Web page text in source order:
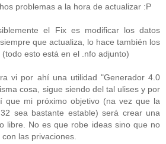
problemas a la hora de actualizar :P
el Fix es modificar los datos
que actualiza, lo hace también los
esto está en el .nfo adjunto)
vi por ahí una utilidad "Generador 4.0
cosa, sigue siendo del tal ulises y por
que mi próximo objetivo (na vez que la
sea bastante estable) será crear una
libre. No es que robe ideas sino que no
las privaciones.